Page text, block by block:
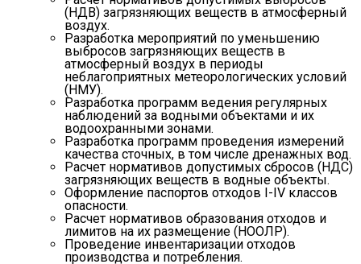
(НДВ) загрязняющих веществ в атмосферный
воздух.
Разработка мероприятий по уменьшению
выбросов загрязняющих веществ в
атмосферный воздух в периоды
неблагоприятных метеорологических условий
(НМУ).
Разработка программ ведения регулярных
наблюдений за водными объектами и их
водоохранными зонами.
Разработка программ проведения измерений
качества сточных, в том числе дренажных вод.
Расчет нормативов допустимых сбросов (НДС)
загрязняющих веществ в водные объекты.
Оформление паспортов отходов I-IV классов
опасности.
Расчет нормативов образования отходов и
лимитов на их размещение (НООЛР).
Проведение инвентаризации отходов
производства и потребления.